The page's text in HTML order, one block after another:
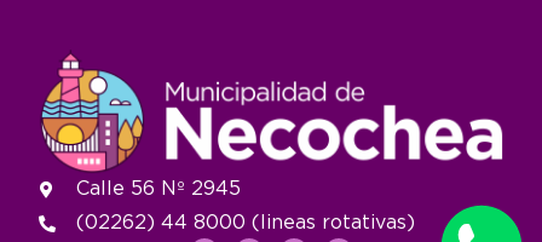
Calle 56 Nº 2945
(02262) 44 8000 (lineas rotativas)